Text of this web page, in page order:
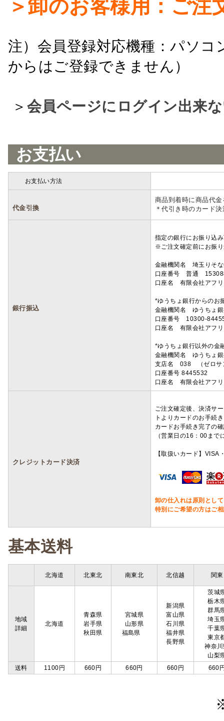
＞卸のお客様用：ご注
注）会員登録対応機種：パソ
からはご登録できません）
＞ 会員ページにログイン出来
お支払い
お支払い方法
代金引換
商品到着時に商品代
＊代引き時のカード
銀行振込
指定の銀行にお振り込
※ご注文確定前にお振
金融機関名 埼玉りそ
口座番号 普通
口座名 有限会社アフ
*ゆうちょ銀行からのお
金融機関名 ゆうちょ
口座番号 10300-
口座名 有限会社アフ
*ゆうちょ銀行以外の金
金融機関名 ゆうちょ
支店名 038 （ゼロサ
口座番号 8445532
口座名 有限会社アフ
クレジットカード決済
ご注文確定後、決済サ
トよりカードのお手続
カードお手続き完了の
（営業日の16：00ま
【取扱いカード】
卸の仕入れは原則とし
特別にご希望の方はご
基本送料
北海道 北東北 南東北 北信越 関東
地域
詳細
北海道
青森県
岩手県
秋田県
宮城県
山形県
福島県
新潟県
富山県
石川県
福井県
長野県
茨城
栃木
群馬
埼玉
千葉
東京
神奈
山梨
送料
1100円 660円 660円 660円 660